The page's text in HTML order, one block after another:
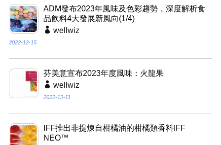
ADM發布2023年風味及色彩趨勢，深度解析食
品飲料4大發展新風向(1/4)
wellwiz
2022-12-15
芬美意宣布2023年度風味：火龍果
wellwiz
2022-12-11
IFF推出非提煉自柑橘油的柑橘類香料IFF
NEO™